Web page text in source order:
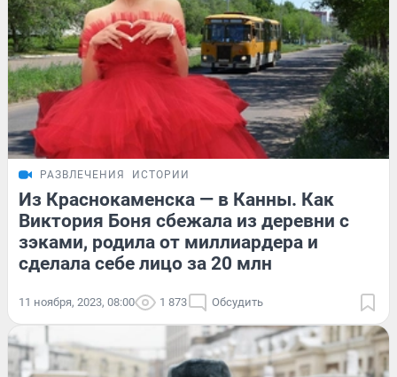
РАЗВЛЕЧЕНИЯ ИСТОРИИ
Из Краснокаменска — в Канны. Как
Виктория Боня сбежала из деревни с
зэками, родила от миллиардера и
сделала себе лицо за 20 млн
11 ноября, 2023, 08:00 1 873 Обсудить